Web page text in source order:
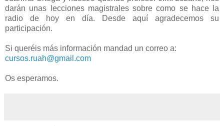
darán unas lecciones magistrales sobre como se hace la
radio de hoy en día. Desde aquí agradecemos su
participación.
Si queréis más información mandad un correo a:
cursos.ruah@gmail.com
Os esperamos.